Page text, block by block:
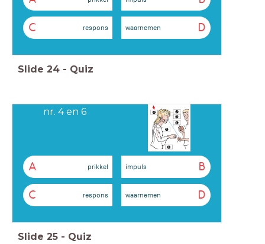
C respons D
waarnemen
Slide 24 - Quiz
nr. 4 en 6
A prikkel B
impuls
C respons D
waarnemen
Slide 25 - Quiz